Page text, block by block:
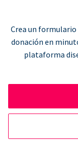
Crea un
donación en
plataforma